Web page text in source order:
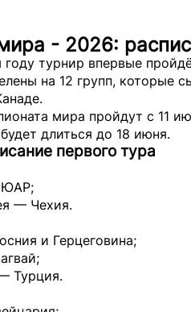
- 2026:
турнир впервые
на 12 групп, которые
мира пройдут с 11
длиться до 18 июня.
первого тура
ЮАР;
— Чехия.
и Герцеговина;
Турция.